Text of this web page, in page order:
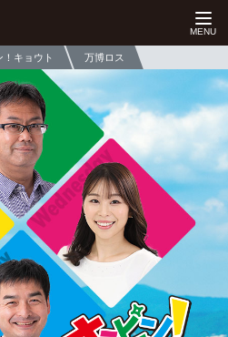
！キョウト 万博ロス